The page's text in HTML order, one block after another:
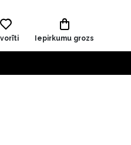
Iepirkumu grozs